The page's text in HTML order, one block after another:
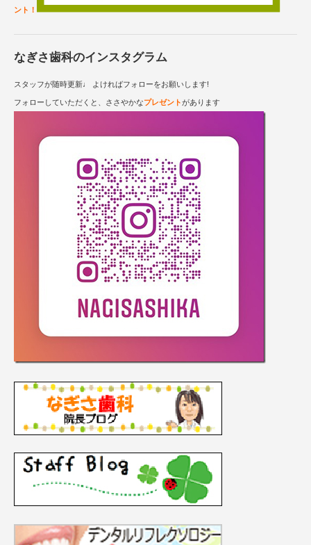
ント！
なぎさ歯科のインスタグラム
スタッフが随時更新♩ よければフォローをお願いします!
フォローしていただくと、ささやかなプレゼントがあります